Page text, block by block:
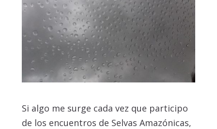
Si algo me surge cada vez que participo
de los encuentros de Selvas Amazónicas,